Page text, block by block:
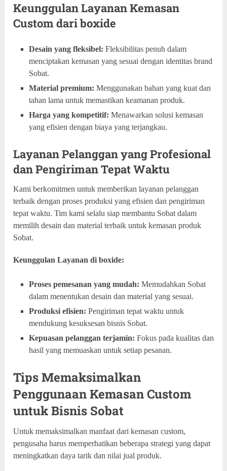
Keunggulan Layanan Kemasan
Custom dari boxide
Desain yang fleksibel: Fleksibilitas penuh dalam
menciptakan kemasan yang sesuai dengan identitas brand
Sobat.
Material premium: Menggunakan bahan yang kuat dan
tahan lama untuk memastikan keamanan produk.
Harga yang kompetitif: Menawarkan solusi kemasan
yang efisien dengan biaya yang terjangkau.
Layanan Pelanggan yang Profesional
dan Pengiriman Tepat Waktu
Kami berkomitmen untuk memberikan layanan pelanggan
terbaik dengan proses produksi yang efisien dan pengiriman
tepat waktu. Tim kami selalu siap membantu Sobat dalam
memilih desain dan material terbaik untuk kemasan produk
Sobat.
Keunggulan Layanan di boxide:
Proses pemesanan yang mudah: Memudahkan Sobat
dalam menentukan desain dan material yang sesuai.
Produksi efisien: Pengiriman tepat waktu untuk
mendukung kesuksesan bisnis Sobat.
Kepuasan pelanggan terjamin: Fokus pada kualitas dan
hasil yang memuaskan untuk setiap pesanan.
Tips Memaksimalkan
Penggunaan Kemasan Custom
untuk Bisnis Sobat
Untuk memaksimalkan manfaat dari kemasan custom,
pengusaha harus memperhatikan beberapa strategi yang dapat
meningkatkan daya tarik dan nilai jual produk.